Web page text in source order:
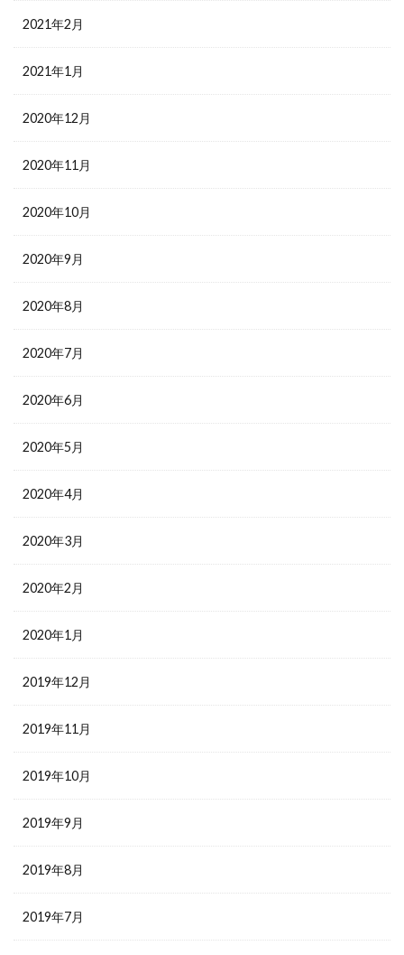
2021年2月
2021年1月
2020年12月
2020年11月
2020年10月
2020年9月
2020年8月
2020年7月
2020年6月
2020年5月
2020年4月
2020年3月
2020年2月
2020年1月
2019年12月
2019年11月
2019年10月
2019年9月
2019年8月
2019年7月